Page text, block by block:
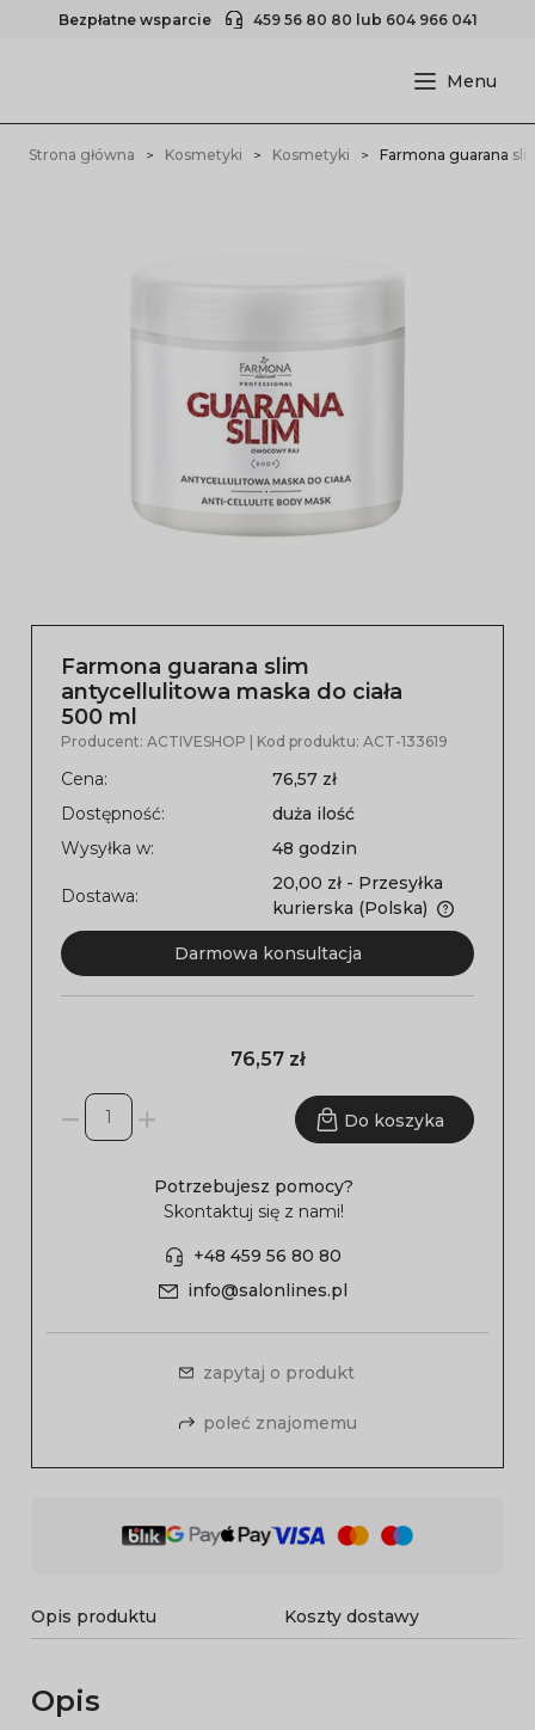
Bezpłatne wsparcie 459 56 80 80 lub 604 966 041
Strona główna Kosmetyki Kosmetyki Farmona guarana
Farmona guarana slim
antycellulitowa maska do ciała
500 ml
Producent: ACTIVESHOP | Kod produktu: ACT-133619
Cena:
76,57 zł
Dostępność:
duża ilość
Wysyłka w:
48 godzin
Dostawa:
20,00 zł - Przesyłka
kurierska (Polska)
Darmowa konsultacja
76,57 zł
Do koszyka
Potrzebujesz pomocy?
Skontaktuj się z nami!
+48 459 56 80 80
info@salonlines.pl
zapytaj o produkt
poleć znajomemu
Opis produktu Koszty dostawy
Opis